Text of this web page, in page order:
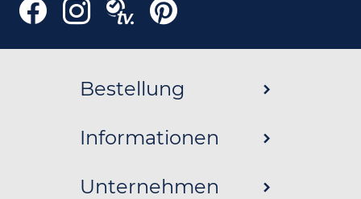
Bestellung
Informationen
Unternehmen